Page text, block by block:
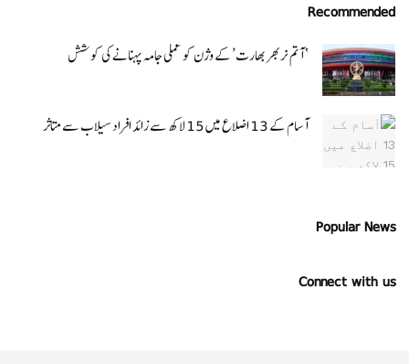
Recommended
‘ آتم نربھر بھارت’ کے وژن کو عملی جامہ پہنانے کی کوشش
آسام کے 13 اضلاع میں 15 لاکھ سے زائد افراد سیلاب سے متاثر
Popular News
Connect with us